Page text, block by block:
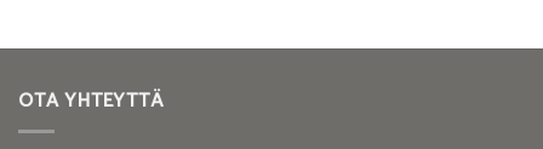
OTA YHTEYTTÄ